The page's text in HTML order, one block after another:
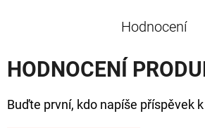
Hodnocení
HODNOCENÍ
Buďte první, kdo napíše příspěvek